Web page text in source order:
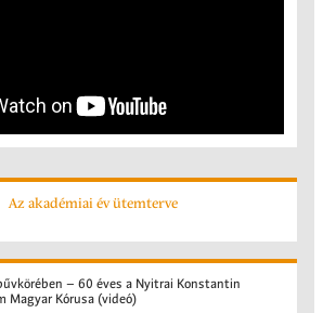
Az akadémiai év ütemterve
– 60 éves a Nyitrai Konstantin
Magyar Kórusa (videó)